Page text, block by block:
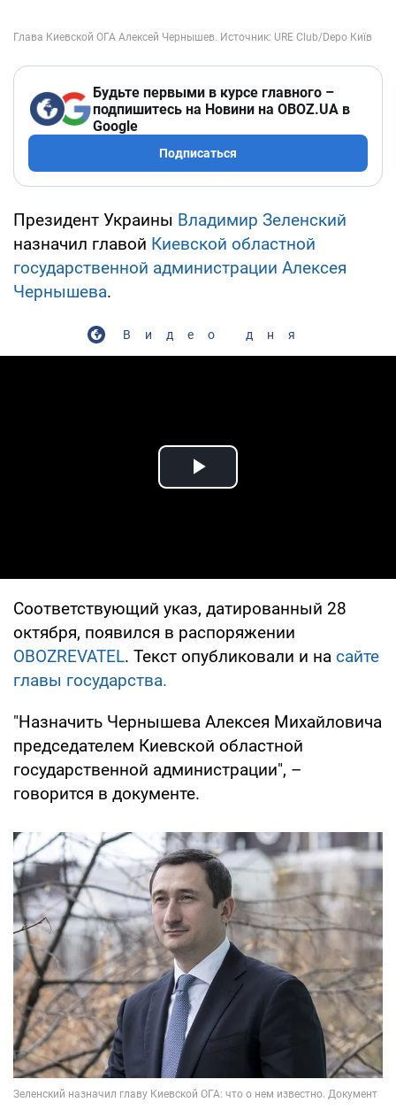
Будьте первыми в курсе главного –
подпишитесь на Новини на OBOZ.UA в
Google
Подписаться
Президент Украины Владимир Зеленский
назначил главой Киевской областной
государственной администрации Алексея
Чернышева.
Видео дня
Play Video
Соответствующий указ, датированный 28
октября, появился в распоряжении
OBOZREVATEL. Текст опубликовали и на сайте
главы государства.
"Назначить Чернышева Алексея Михайловича
председателем Киевской областной
государственной администрации", –
говорится в документе.